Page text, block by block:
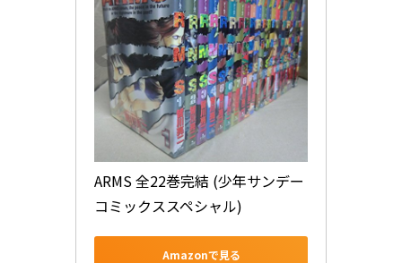
ARMS 全22巻完結 (少年サンデー
コミックススペシャル)
Amazonで見る